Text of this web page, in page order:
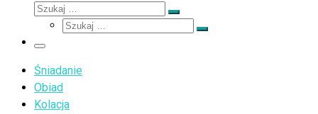
Szukaj
Szukaj
Szukaj
Szukaj
Menu
Śniadanie
Obiad
Kolacja